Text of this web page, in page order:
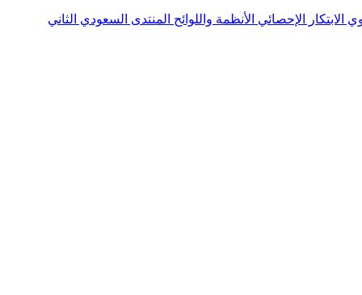
الابتكار الإحصائي الأنظمة واللوائح المنتدى السعودي الثاني